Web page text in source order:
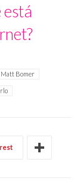
Matt Bomer